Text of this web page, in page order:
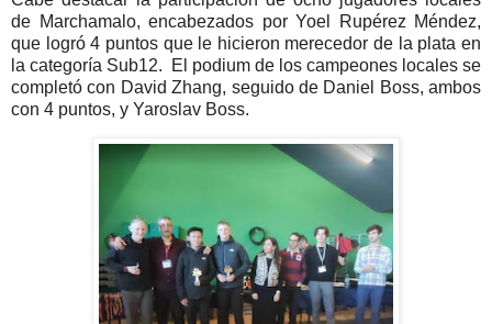
de Marchamalo, encabezados por Yoel Rupérez Méndez,
que logró 4 puntos que le hicieron merecedor de la plata en
la categoría Sub12. El podium de los campeones locales se
completó con David Zhang, seguido de Daniel Boss, ambos
con 4 puntos, y Yaroslav Boss.